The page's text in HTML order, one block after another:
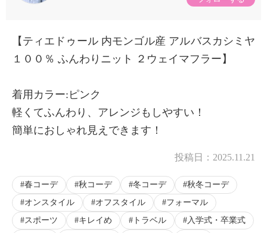
【ティエドゥール 内モンゴル産 アルバスカシミヤ
１００％ ふんわりニット ２ウェイマフラー】
着用カラー:ピンク
軽くてふんわり、アレンジもしやすい！
簡単におしゃれ見えできます！
投稿日： 2025.11.21
春コーデ 秋コーデ 冬コーデ
秋冬コーデ
オンスタイル
オフスタイル
フォーマル
スポーツ
キレイめ トラベル
入学式・卒業式